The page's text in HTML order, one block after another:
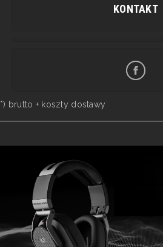
KONTAKT
*) brutto + koszty dostawy